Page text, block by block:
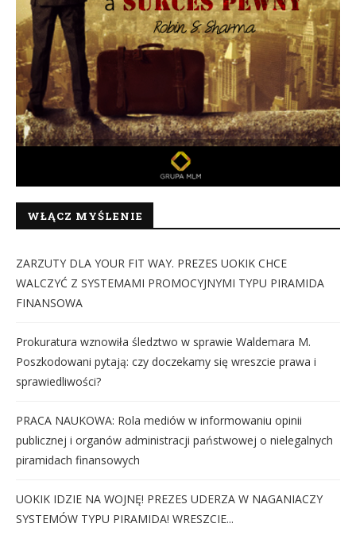
WŁĄCZ MYŚLENIE
ZARZUTY DLA YOUR FIT WAY. PREZES UOKIK CHCE
WALCZYĆ Z SYSTEMAMI PROMOCYJNYMI TYPU PIRAMIDA
FINANSOWA
Prokuratura wznowiła śledztwo w sprawie Waldemara M.
Poszkodowani pytają: czy doczekamy się wreszcie prawa i
sprawiedliwości?
PRACA NAUKOWA: Rola mediów w informowaniu opinii
publicznej i organów administracji państwowej o nielegalnych
piramidach finansowych
UOKIK IDZIE NA WOJNĘ! PREZES UDERZA W NAGANIACZY
SYSTEMÓW TYPU PIRAMIDA! WRESZCIE...